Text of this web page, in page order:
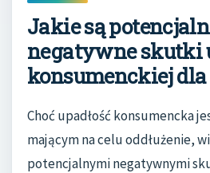
Jakie są
negatywne skutki
konsumenckiej dla
Choć upadłość konsumencka
mającym na celu oddłużenie,
potencjalnymi negatywnymi